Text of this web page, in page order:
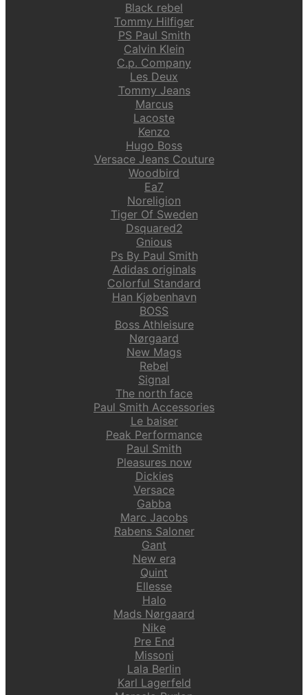
Black rebel
Tommy Hilfiger
PS Paul Smith
Calvin Klein
C.p. Company
Les Deux
Tommy Jeans
Marcus
Lacoste
Kenzo
Hugo Boss
Versace Jeans Couture
Woodbird
Ea7
Noreligion
Tiger Of Sweden
Dsquared2
Gnious
Ps By Paul Smith
Adidas originals
Colorful Standard
Han Kjøbenhavn
BOSS
Boss Athleisure
Nørgaard
New Mags
Rebel
Signal
The north face
Paul Smith Accessories
Le baiser
Peak Performance
Paul Smith
Pleasures now
Dickies
Versace
Gabba
Marc Jacobs
Rabens Saloner
Gant
New era
Quint
Ellesse
Halo
Mads Nørgaard
Nike
Pre End
Missoni
Lala Berlin
Karl Lagerfeld